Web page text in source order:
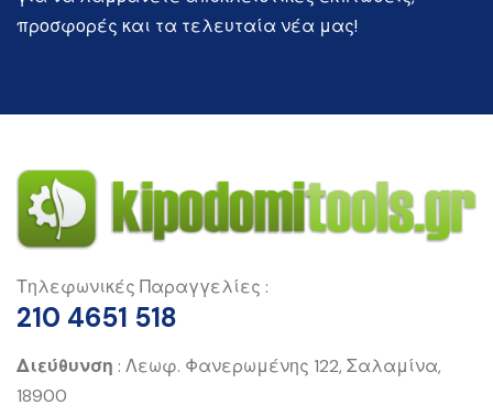
προσφορές και τα τελευταία νέα μας!
Τηλεφωνικές Παραγγελίες :
210 4651 518
Διεύθυνση : Λεωφ. Φανερωμένης 122, Σαλαμίνα,
18900